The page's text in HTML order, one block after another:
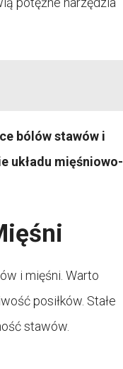
bólów stawów i
układu mięśniowo-
i mięśni. Warto
posiłków. Stałe
stawów.